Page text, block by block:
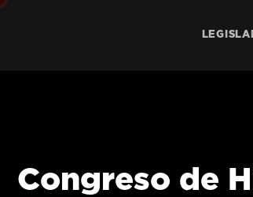
Congreso de